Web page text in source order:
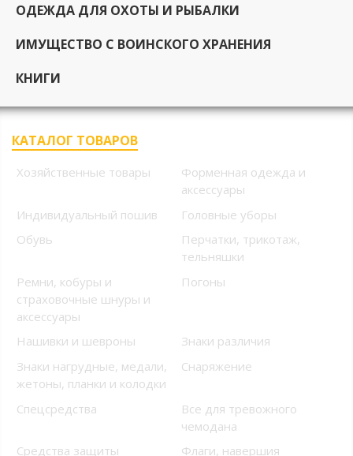
ОДЕЖДА ДЛЯ ОХОТЫ И РЫБАЛКИ
ИМУЩЕСТВО С ВОИНСКОГО ХРАНЕНИЯ
КНИГИ
КАТАЛОГ ТОВАРОВ
Хозяйственные товары
Форменная одежда и
аксессуары
Индивидуальный пошив
Головные уборы
Обувь
Перчатки, трикотаж,
тельняшки
Ремни, кобуры и
страховочные шнуры и
аксессуары
Погоны
Нашивки и шевроны
Знаки различия
Знаки нагрудные, медали,
жетоны, планки и колодки
Снаряжение
Спецсредства
Все для тревожного
чемодана
Средства защиты
Флаги, навершия